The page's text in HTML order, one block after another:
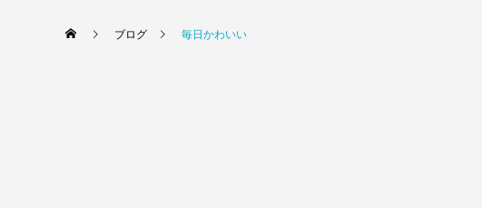
ブログ 毎日かわいい